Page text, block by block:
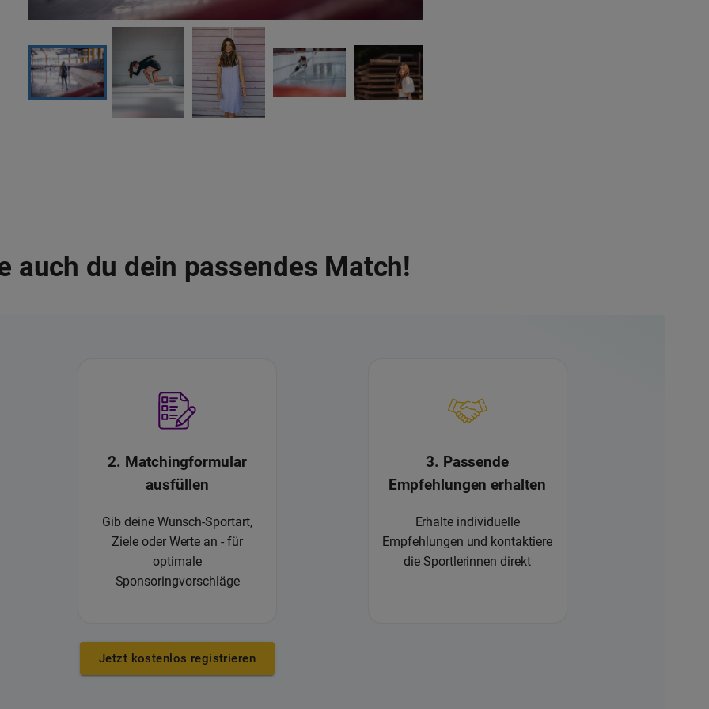
auch du dein passendes Match!
2. Matchingformular
ausfüllen
Gib deine Wunsch-Sportart,
Ziele oder Werte an - für
optimale
Sponsoringvorschläge
3. Passende
Empfehlungen erhalten
Erhalte individuelle
Empfehlungen und kontaktiere
die Sportlerinnen direkt
Jetzt kostenlos registrieren